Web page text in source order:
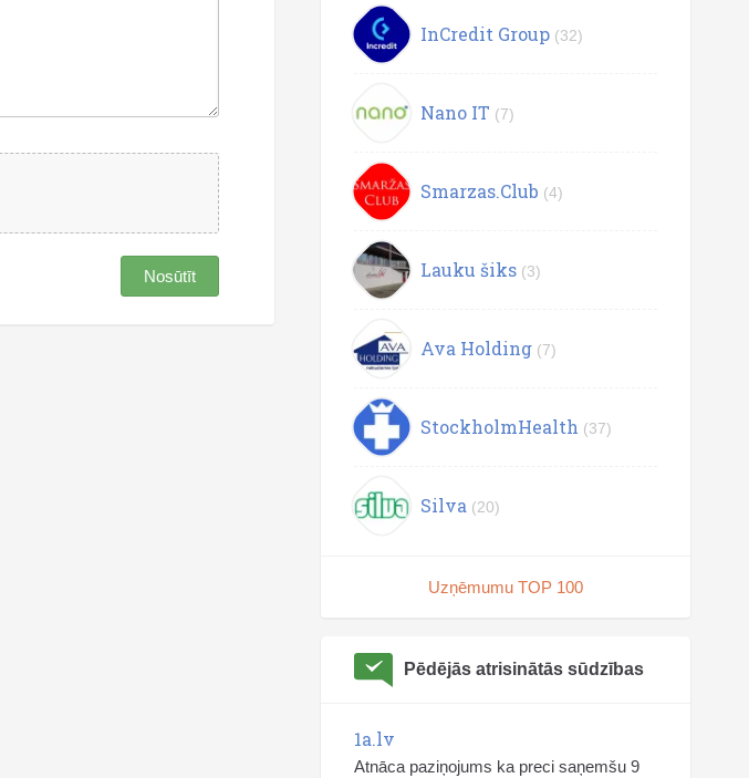
Nosūtīt
InCredit Group (32)
Nano IT (7)
Smarzas.Club (4)
Lauku šiks (3)
Ava Holding (7)
StockholmHealth (37)
Silva (20)
Uzņēmumu TOP 100
Pēdējās atrisinātās sūdzības
1a.lv
Atnāca paziņojums ka preci saņemšu 9